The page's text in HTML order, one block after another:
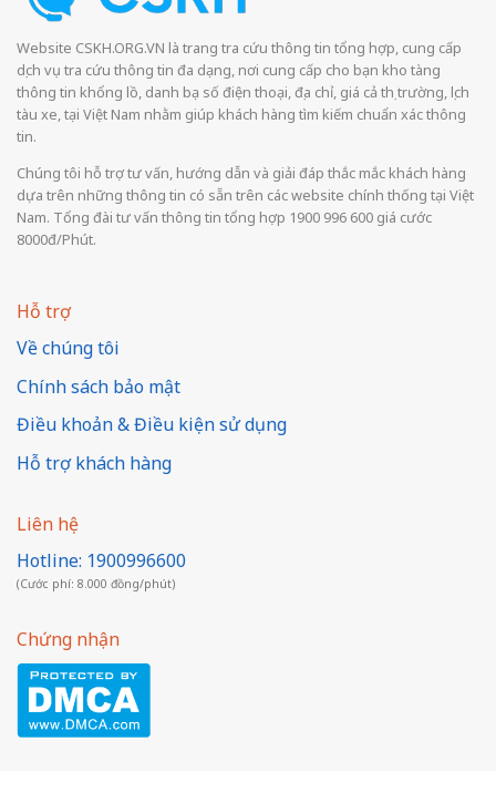
Website CSKH.ORG.VN là trang tra cứu thông tin tổng hợp, cung cấp
dịch vụ tra cứu thông tin đa dạng, nơi cung cấp cho bạn kho tàng
thông tin khổng lồ, danh bạ số điện thoại, địa chỉ, giá cả thị trường, lịch
tàu xe, tại Việt Nam nhằm giúp khách hàng tìm kiếm chuẩn xác thông
tin.
Chúng tôi hỗ trợ tư vấn, hướng dẫn và giải đáp thắc mắc khách hàng
dựa trên những thông tin có sẵn trên các website chính thống tại Việt
Nam. Tổng đài tư vấn thông tin tổng hợp 1900 996 600 giá cước
8000đ/Phút.
Hỗ trợ
Về chúng tôi
Chính sách bảo mật
Điều khoản & Điều kiện sử dụng
Hỗ trợ khách hàng
Liên hệ
Hotline: 1900996600
(Cước phí: 8.000 đồng/phút)
Chứng nhận